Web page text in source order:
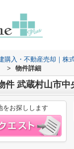
購入・不動産売却｜株
> 物件詳細
件 武蔵村山市
お探しします